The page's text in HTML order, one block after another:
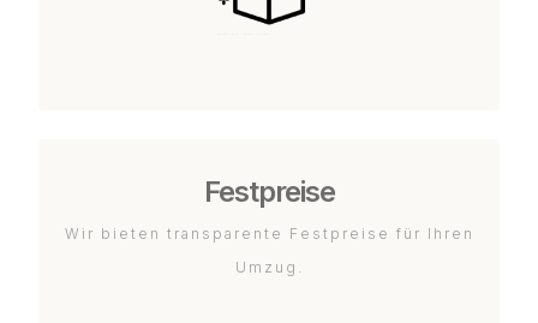
Festpreise
Wir bieten transparente Festpreise für Ihren
Umzug.